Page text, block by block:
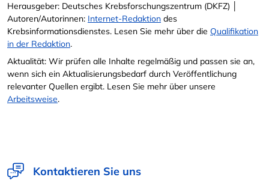
Herausgeber: Deutsches Krebsforschungszentrum (DKFZ) │
Autoren/Autorinnen: Internet-Redaktion des
Krebsinformationsdienstes. Lesen Sie mehr über die Qualifikation
in der Redaktion.
Aktualität: Wir prüfen alle Inhalte regelmäßig und passen sie an,
wenn sich ein Aktualisierungsbedarf durch Veröffentlichung
relevanter Quellen ergibt. Lesen Sie mehr über unsere
Arbeitsweise.
Kontaktieren Sie uns